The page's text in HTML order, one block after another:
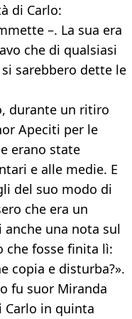
di Carlo:
–. La sua era
che di qualsiasi
sarebbero dette le
durante un ritiro
Apeciti per le
erano state
e alle medie. E
del suo modo di
che era un
una nota sul
che fosse finita lì:
copia e disturba?».
fu suor Miranda
in quinta